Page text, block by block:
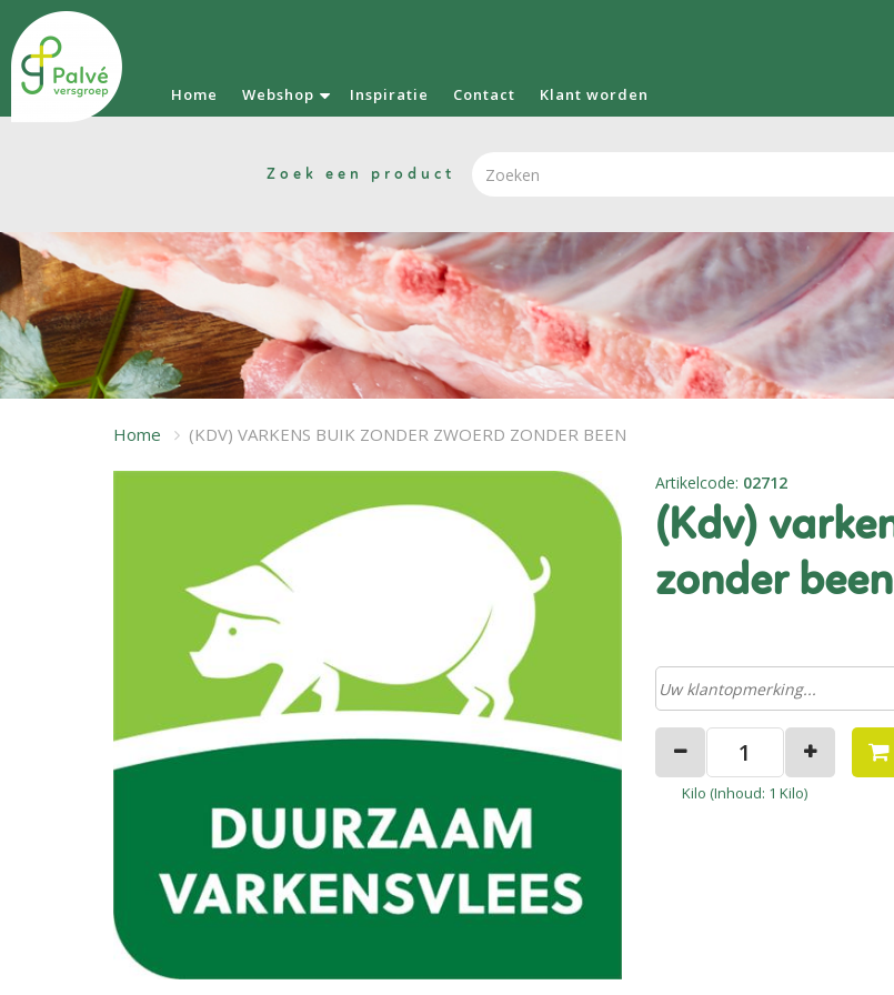
Home Webshop Inspiratie Contact Klant worden
Zoek een product
Home (KDV) VARKENS BUIK ZONDER ZWOERD ZONDER BEEN
Artikelcode: 02712
(kdv) varkens buik zonder zwoerd
zonder been
Kilo (Inhoud: 1 Kilo)